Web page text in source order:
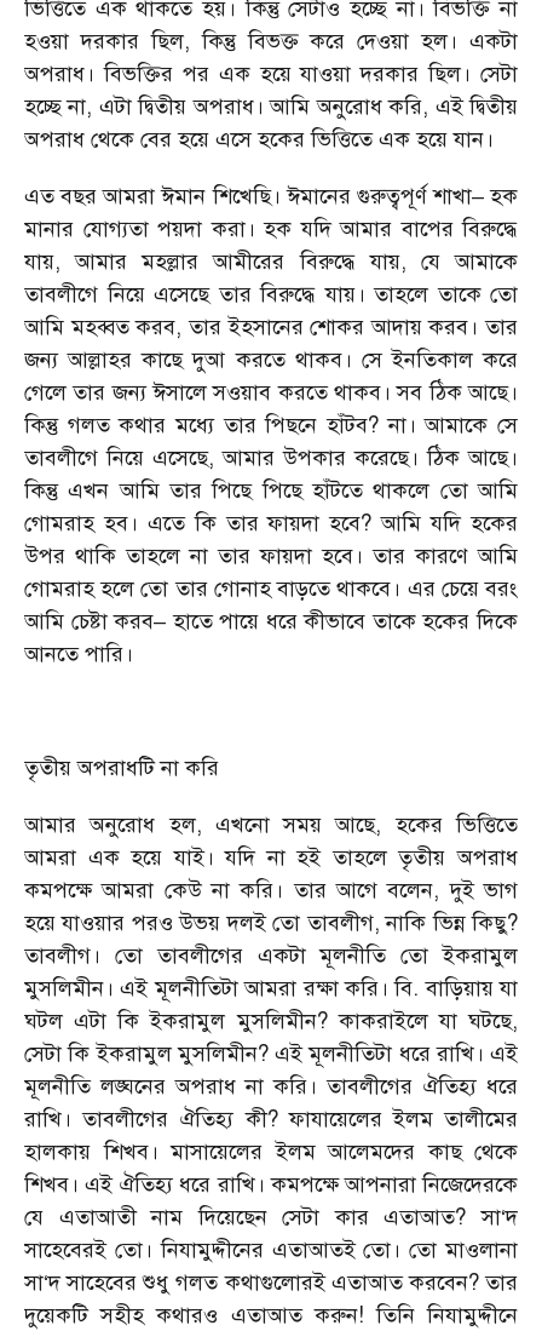
ভিত্তিতে এক থাকতে হয়। কিন্তু সেটাও হচ্ছে না। বিভক্তি না
হওয়া দরকার ছিল, কিন্তু বিভক্ত করে দেওয়া হল। একটা
অপরাধ। বিভক্তির পর এক হয়ে যাওয়া দরকার ছিল। সেটা
হচ্ছে না, এটা দ্বিতীয় অপরাধ। আমি অনুরোধ করি, এই দ্বিতীয়
অপরাধ থেকে বের হয়ে এসে হকের ভিত্তিতে এক হয়ে যান।
এত বছর আমরা ঈমান শিখেছি। ঈমানের গুরুত্বপূর্ণ শাখা– হক
মানার যোগ্যতা পয়দা করা। হক যদি আমার বাপের বিরুদ্ধে
যায়, আমার মহল্লার আমীরের বিরুদ্ধে যায়, যে আমাকে
তাবলীগে নিয়ে এসেছে তার বিরুদ্ধে যায়। তাহলে তাকে তো
আমি মহব্বত করব, তার ইহসানের শোকর আদায় করব। তার
জন্য আল্লাহর কাছে দুআ করতে থাকব। সে ইনতিকাল করে
গেলে তার জন্য ঈসালে সওয়াব করতে থাকব। সব ঠিক আছে।
কিন্তু গলত কথার মধ্যে তার পিছনে হাঁটব? না। আমাকে সে
তাবলীগে নিয়ে এসেছে, আমার উপকার করেছে। ঠিক আছে।
কিন্তু এখন আমি তার পিছে পিছে হাঁটতে থাকলে তো আমি
গোমরাহ হব। এতে কি তার ফায়দা হবে? আমি যদি হকের
উপর থাকি তাহলে না তার ফায়দা হবে। তার কারণে আমি
গোমরাহ হলে তো তার গোনাহ বাড়তে থাকবে। এর চেয়ে বরং
আমি চেষ্টা করব– হাতে পায়ে ধরে কীভাবে তাকে হকের দিকে
আনতে পারি।
তৃতীয় অপরাধটি না করি
আমার অনুরোধ হল, এখনো সময় আছে, হকের ভিত্তিতে
আমরা এক হয়ে যাই। যদি না হই তাহলে তৃতীয় অপরাধ
কমপক্ষে আমরা কেউ না করি। তার আগে বলেন, দুই ভাগ
হয়ে যাওয়ার পরও উভয় দলই তো তাবলীগ, নাকি ভিন্ন কিছু?
তাবলীগ। তো তাবলীগের একটা মূলনীতি তো ইকরামুল
মুসলিমীন। এই মূলনীতিটা আমরা রক্ষা করি। বি. বাড়িয়ায় যা
ঘটল এটা কি ইকরামুল মুসলিমীন? কাকরাইলে যা ঘটছে,
সেটা কি ইকরামুল মুসলিমীন? এই মূলনীতিটা ধরে রাখি। এই
মূলনীতি লঙ্ঘনের অপরাধ না করি। তাবলীগের ঐতিহ্য ধরে
রাখি। তাবলীগের ঐতিহ্য কী? ফাযায়েলের ইলম তালীমের
হালকায় শিখব। মাসায়েলের ইলম আলেমদের কাছ থেকে
শিখব। এই ঐতিহ্য ধরে রাখি। কমপক্ষে আপনারা নিজেদেরকে
যে এতাআতী নাম দিয়েছেন সেটা কার এতাআত? সা‘দ
সাহেবেরই তো। নিযামুদ্দীনের এতাআতই তো। তো মাওলানা
সা‘দ সাহেবের শুধু গলত কথাগুলোরই এতাআত করবেন? তার
দুয়েকটি সহীহ কথারও এতাআত করুন! তিনি নিযামুদ্দীনে